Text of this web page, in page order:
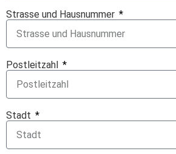
Strasse und Hausnummer
Postleitzahl
Stadt